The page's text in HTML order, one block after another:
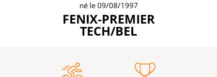
né le 09/08/1997
FENIX-PREMIER
TECH/BEL